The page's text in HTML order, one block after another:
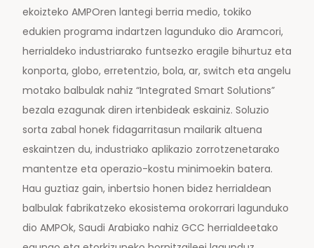
ekoizteko AMPOren lantegi berria medio, tokiko
edukien programa indartzen lagunduko dio Aramcori,
herrialdeko industriarako funtsezko eragile bihurtuz eta
konporta, globo, erretentzio, bola, ar, switch eta angelu
motako balbulak nahiz “Integrated Smart Solutions”
bezala ezagunak diren irtenbideak eskainiz. Soluzio
sorta zabal honek fidagarritasun mailarik altuena
eskaintzen du, industriako aplikazio zorrotzenetarako
mantentze eta operazio-kostu minimoekin batera.
Hau guztiaz gain, inbertsio honen bidez herrialdean
balbulak fabrikatzeko ekosistema orokorrari lagunduko
dio AMPOk, Saudi Arabiako nahiz GCC herrialdeetako